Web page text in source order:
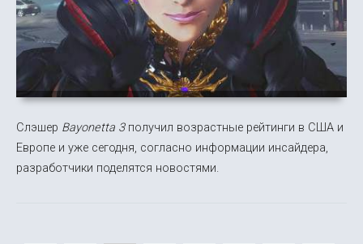
Слэшер Bayonetta 3получил возрастные рейтинги в США и
Европе и уже сегодня, согласно информации инсайдера,
разработчики поделятся новостями.